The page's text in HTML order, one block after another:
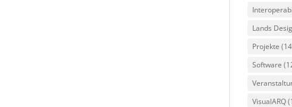
Lands
Projekte
Software
VisualARQ